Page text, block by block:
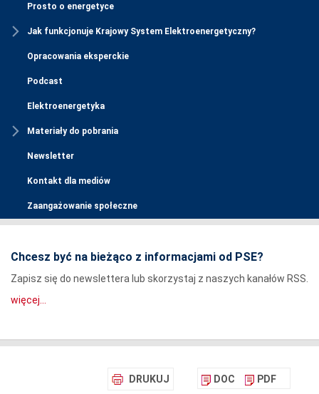
Prosto o energetyce
Jak funkcjonuje Krajowy System Elektroenergetyczny?
Opracowania eksperckie
Podcast
Elektroenergetyka
Materiały do pobrania
Newsletter
Kontakt dla mediów
Zaangażowanie społeczne
Chcesz być na bieżąco z informacjami od PSE?
Zapisz się do newslettera lub skorzystaj z naszych kanałów RSS.
więcej...
DRUKUJ DOC PDF